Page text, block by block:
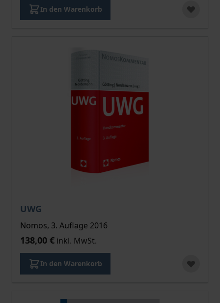
In den Warenkorb
UWG
Nomos, 3. Auflage 2016
138,00 € inkl. MwSt.
In den Warenkorb